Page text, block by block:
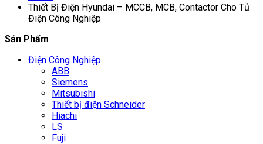
Thiết Bị Điện Hyundai – MCCB, MCB, Contactor Cho Tủ
Điện Công Nghiệp
Sản Phẩm
Điện Công Nghiệp
ABB
Siemens
Mitsubishi
Thiết bị điện Schneider
Hiachi
LS
Fuji